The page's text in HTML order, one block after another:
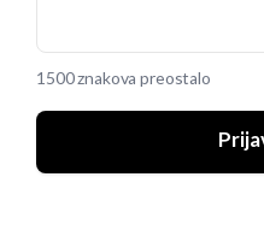
1500 znakova preostalo